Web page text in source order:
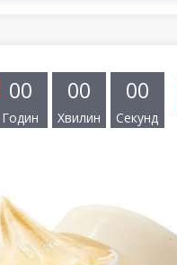
00
Годин
00
Хвилин
00
Секунд